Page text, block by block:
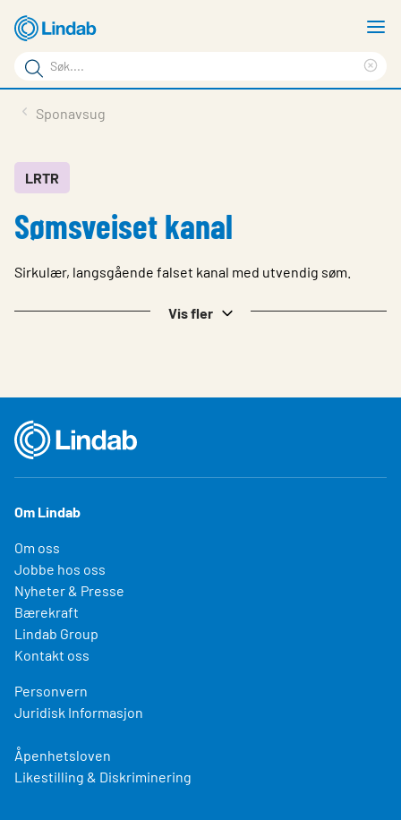
hovedinnhold
Søkeord
Søk
på
Last ned
Om Lindab
Sponavsug
LRTR
Sømsveiset kanal
Sirkulær, langsgående falset kanal med utvendig søm.
Vis fler
Om Lindab
Om oss
Jobbe hos oss
Nyheter & Presse
Bærekraft
Lindab Group
Kontakt oss
Personvern
Juridisk Informasjon
Åpenhetsloven
Likestilling & Diskriminering